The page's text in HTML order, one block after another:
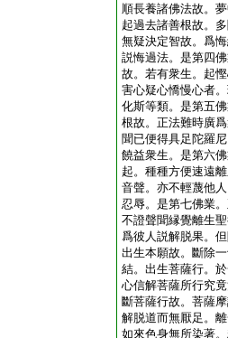
順長養諸佛法故。
起過去諸善根故。
無疑決定智故。爲
説悔過法。是第四
故。若有衆生。起
害心疑心憍慢心者
化斯等類。是第五
根故。正法難時廣
聞已便得具足陀羅
饒益衆生。是第六
起。種種方便速遠
音聲。亦不輕蔑他
忍辱。是第七佛業
不證聲聞縁覺離生
爲彼人説解脱果。
出生本願故。斷除
結。出生菩薩行。
心信解菩薩所行究
斷菩薩行故。菩薩
解脱道而無厭足。
如來色身無所染著